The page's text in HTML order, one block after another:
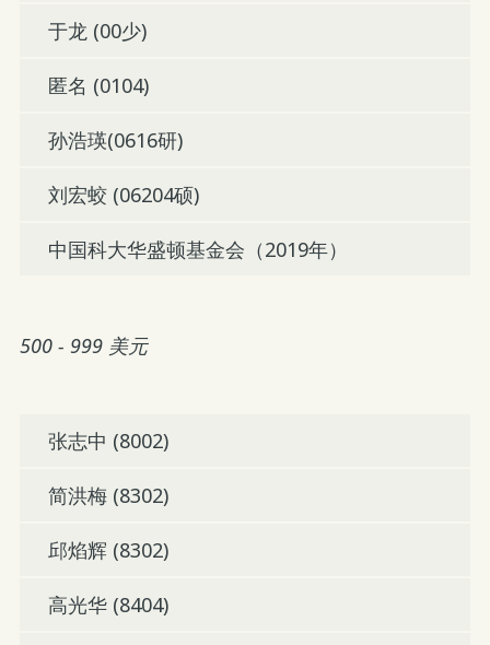
于龙 (00少)
匿名 (0104)
孙浩瑛(0616研)
刘宏蛟 (06204硕)
中国科大华盛顿基金会（2019年）
500 - 999 美元
张志中 (8002)
简洪梅 (8302)
邱焰辉 (8302)
高光华 (8404)